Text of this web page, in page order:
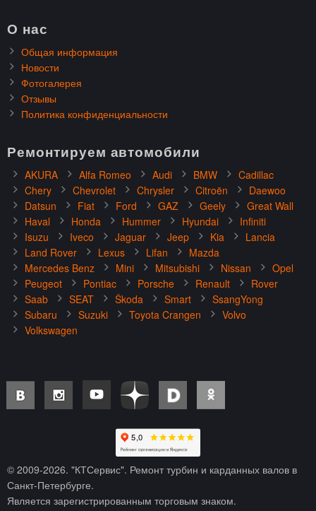
О нас
Общая информация
Новости
Фотогалерея
Отзывы
Политика конфиденциальности
Ремонтируем автомобили
AKURA Alfa Romeo Audi BMW
Cadillac
Chery
Chevrolet Chrysler Citroën
Daewoo
Datsun
Fiat Ford GAZ Geely
Great Wall
Haval
Honda Hummer Hyundai
Infiniti
Isuzu
Iveco Jaguar Jeep Kia
Lancia
Land Rover
Lexus Lifan
Mazda
Mercedes Benz
Mini Mitsubishi Nissan
Opel
Peugeot
Pontiac Porsche Renault
Rover
Saab
SEAT Škoda Smart
SsangYong
Subaru
Suzuki Toyota Crangen
Volvo
Volkswagen
© 2009-2026. "КТСервис". Ремонт турбин и карданных валов в
Санкт-Петербурге.
Является зарегистрированным торговым знаком.